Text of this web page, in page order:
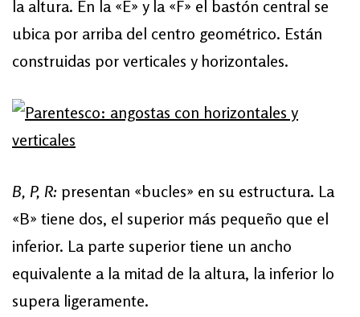
la altura. En la «E» y la «F» el bastón central se
ubica por arriba del centro geométrico. Están
construidas por verticales y horizontales.
B, P, R: presentan «bucles» en su estructura. La
«B» tiene dos, el superior más pequeño que el
inferior. La parte superior tiene un ancho
equivalente a la mitad de la altura, la inferior lo
supera ligeramente.